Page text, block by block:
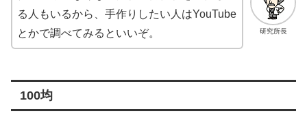
研究所長
る人もいるから、手作りしたい人はYouTube
とかで調べてみるといいぞ。
100均